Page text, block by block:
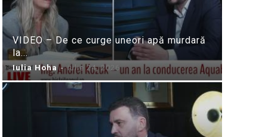
VIDEO – De ce curge uneori apă murdară
la...
Iulia Hoha - iulie 24, 2026